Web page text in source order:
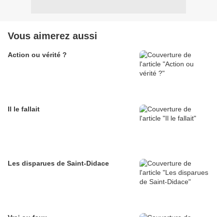
Vous aimerez aussi
Action ou vérité ?
Il le fallait
Les disparues de Saint-Didace